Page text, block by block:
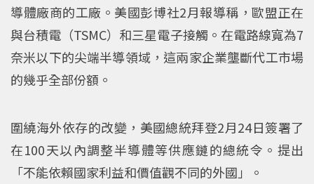
導體廠商的工廠。美國彭博社2月報導稱，歐盟正在
與台積電（TSMC）和三星電子接觸。在電路線寬為7
奈米以下的尖端半導領域，這兩家企業壟斷代工市場
的幾乎全部份額。
圍繞海外依存的改變，美國總統拜登2月24日簽署了
在100天以內調整半導體等供應鏈的總統令。提出
「不能依賴國家利益和價值觀不同的外國」。